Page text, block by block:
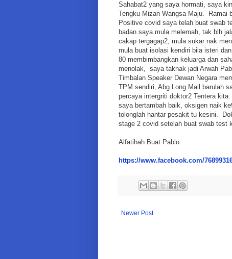
Sahabat2 yang saya hormati, saya
Tengku Mizan Wangsa Maju. Ramai
Positive covid saya telah buat swab
badan saya mula melemah, tak blh
cakap tergagap2, mula sukar nak
mula buat isolasi kendiri bila isteri
80 membimbangkan keluarga dan
menolak, saya taknak jadi Arwah
Timbalan Speaker Dewan Negara
TPM sendiri, Abg Long Mail barulah
percaya intergriti doktor2 Tentera
saya bertambah baik, oksigen naik
tolonglah hantar pesakit tu kesini.
stage 2 covid setelah buat swab test
Alfatihah Buat Pablo
https://www.facebook.com/
Newer Post